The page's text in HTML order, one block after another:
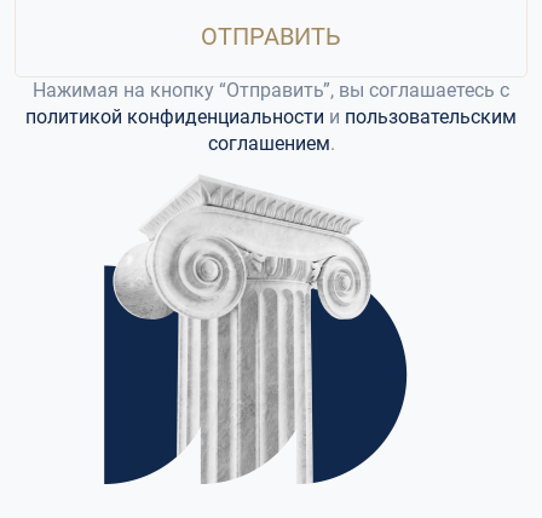
ОТПРАВИТЬ
Нажимая на кнопку “Отправить”, вы соглашаетесь c
политикой конфиденциальности и пользовательским
соглашением.